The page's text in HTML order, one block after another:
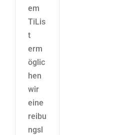
em
TiLis
t
erm
öglic
hen
wir
eine
reibu
ngsl